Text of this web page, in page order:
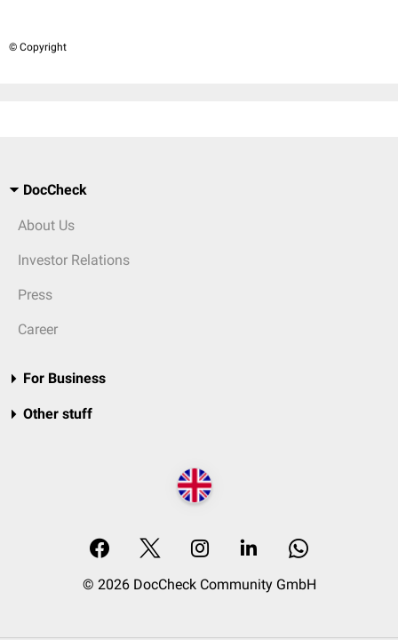
© Copyright
DocCheck
About Us
Investor Relations
Press
Career
For Business
Other stuff
© 2026 DocCheck Community GmbH